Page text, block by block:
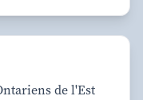
de l'Est